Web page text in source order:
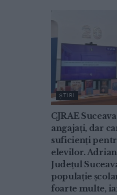
ŞTIRI
CJRAE
angajați, dar
suficienți
elevilor.
Județul
populație
foarte multe,